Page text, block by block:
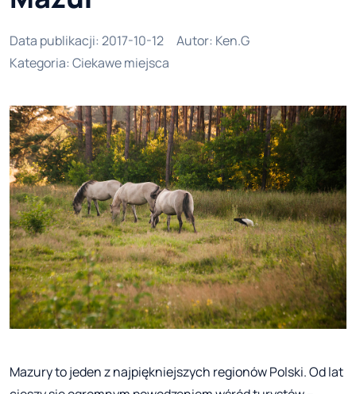
Data publikacji: 2017-10-12 Autor: Ken.G
Kategoria: Ciekawe miejsca
Mazury to jeden z najpiękniejszych regionów Polski. Od lat